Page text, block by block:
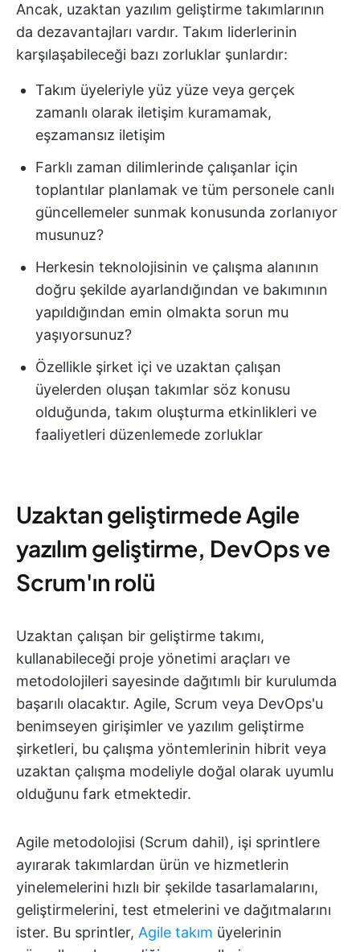
Ancak, uzaktan yazılım geliştirme takımlarının
da dezavantajları vardır. Takım liderlerinin
karşılaşabileceği bazı zorluklar şunlardır:
Takım üyeleriyle yüz yüze veya gerçek
zamanlı olarak iletişim kuramamak,
eşzamansız iletişim
Farklı zaman dilimlerinde çalışanlar için
toplantılar planlamak ve tüm personele canlı
güncellemeler sunmak konusunda zorlanıyor
musunuz?
Herkesin teknolojisinin ve çalışma alanının
doğru şekilde ayarlandığından ve bakımının
yapıldığından emin olmakta sorun mu
yaşıyorsunuz?
Özellikle şirket içi ve uzaktan çalışan
üyelerden oluşan takımlar söz konusu
olduğunda, takım oluşturma etkinlikleri ve
faaliyetleri düzenlemede zorluklar
Uzaktan geliştirmede Agile
yazılım geliştirme, DevOps ve
Scrum'ın rolü
Uzaktan çalışan bir geliştirme takımı,
kullanabileceği proje yönetimi araçları ve
metodolojileri sayesinde dağıtımlı bir kurulumda
başarılı olacaktır. Agile, Scrum veya DevOps'u
benimseyen girişimler ve yazılım geliştirme
şirketleri, bu çalışma yöntemlerinin hibrit veya
uzaktan çalışma modeliyle doğal olarak uyumlu
olduğunu fark etmektedir.
Agile metodolojisi (Scrum dahil), işi sprintlere
ayırarak takımlardan ürün ve hizmetlerin
yinelemelerini hızlı bir şekilde tasarlamalarını,
geliştirmelerini, test etmelerini ve dağıtmalarını
ister. Bu sprintler, Agile takım üyelerinin